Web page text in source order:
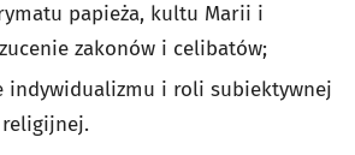
papieża, kultu Marii i
zakonów i celibatów;
indywidualizmu i roli subiektywnej